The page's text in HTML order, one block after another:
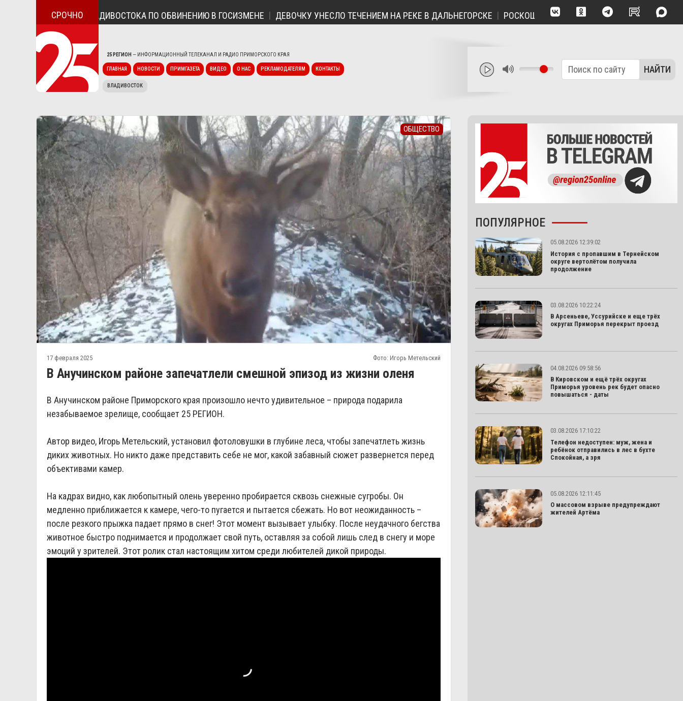
25 РЕГИОН — ИНФОРМАЦИОННЫЙ ТЕЛЕКАНАЛ И РАДИО ПРИМОРСКОГО КРАЯ
ГЛАВНАЯ НОВОСТИ ПРИМГАЗЕТА ВИДЕО О НАС РЕКЛАМОДАТЕЛЯМ КОНТАКТЫ
ВЛАДИВОСТОК
СРОЧНО
НАХОДКИ И ВЛАДИВОСТОКА ПО ОБВИНЕНИЮ В ГОСИЗМЕНЕ ДЕВОЧКУ УНЕСЛО ТЕЧЕНИЕМ НА РЕКЕ В ДАЛЬНЕГОРСКЕ РОСКОШЬ ТИШИНЫ: НАРВА - ПРИМОРСКАЯ БУХТА
НАЙТИ
ОБЩЕСТВО
17 февраля 2025 Фото: Игорь Метельский
В Анучинском районе запечатлели смешной эпизод из жизни оленя
В Анучинском районе Приморского края произошло нечто удивительное – природа подарила
незабываемое зрелище, сообщает 25 РЕГИОН.
Автор видео, Игорь Метельский, установил фотоловушки в глубине леса, чтобы запечатлеть жизнь
диких животных. Но никто даже представить себе не мог, какой забавный сюжет развернется перед
объективами камер.
На кадрах видно, как любопытный олень уверенно пробирается сквозь снежные сугробы. Он
медленно приближается к камере, чего-то пугается и пытается сбежать. Но вот неожиданность –
после резкого прыжка падает прямо в снег! Этот момент вызывает улыбку. После неудачного бегства
животное быстро поднимается и продолжает свой путь, оставляя за собой лишь след в снегу и море
эмоций у зрителей. Этот ролик стал настоящим хитом среди любителей дикой природы.
ПОПУЛЯРНОЕ
05.08.2026 12:39:02
История с пропавшим в Тернейском
округе вертолётом получила
продолжение
03.08.2026 10:22:24
В Арсеньеве, Уссурийске и еще трёх
округах Приморья перекрыт проезд
04.08.2026 09:58:56
В Кировском и ещё трёх округах
Приморья уровень рек будет опасно
повышаться - даты
03.08.2026 17:10:22
Телефон недоступен: муж, жена и
ребёнок отправились в лес в бухте
Спокойная, а зря
05.08.2026 12:11:45
О массовом взрыве предупреждают
жителей Артёма